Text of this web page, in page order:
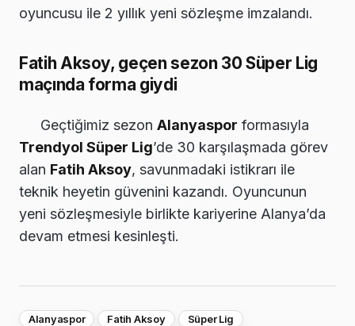
oyuncusu ile 2 yıllık yeni sözleşme imzalandı.
Fatih Aksoy, geçen sezon 30 Süper Lig
maçında forma giydi
Geçtiğimiz sezon Alanyaspor formasıyla
Trendyol Süper Lig’de 30 karşılaşmada görev
alan Fatih Aksoy, savunmadaki istikrarı ile
teknik heyetin güvenini kazandı. Oyuncunun
yeni sözleşmesiyle birlikte kariyerine Alanya’da
devam etmesi kesinleşti.
Alanyaspor Fatih Aksoy Süper Lig